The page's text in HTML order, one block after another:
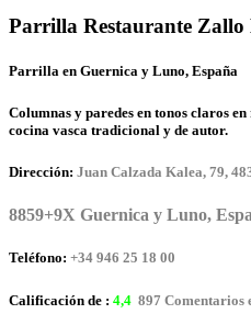
Parrilla Restaurante
Parrilla en Guernica y Luno, España
Columnas y paredes en tonos claros
cocina vasca tradicional y de autor.
Dirección: Juan Calzada Kalea, 79,
8859+9X Guernica y Luno,
Teléfono: +34 946 25 18 00
Calificación de : 4,4 897 Comentarios